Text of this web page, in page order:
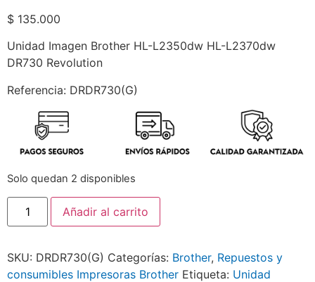
$ 135.000
Unidad Imagen Brother HL-L2350dw HL-L2370dw
DR730 Revolution
Referencia: DRDR730(G)
Solo quedan 2 disponibles
Añadir al carrito
SKU: DRDR730(G) Categorías: Brother, Repuestos y
consumibles Impresoras Brother Etiqueta: Unidad